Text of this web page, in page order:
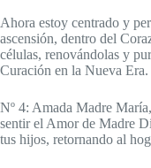
Ahora estoy centrado y
ascensión, dentro del
células, renovándolas y
Curación en la Nueva
Nº 4: Amada Madre
sentir el Amor de Madre
tus hijos, retornando al